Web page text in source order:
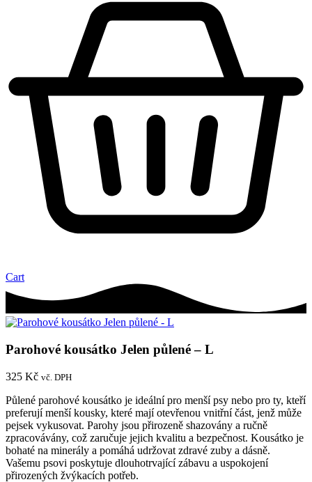
Cart
Parohové kousátko Jelen půlené – L
325 Kč vč. DPH
Půlené parohové kousátko je ideální pro menší psy nebo pro ty, kteří
preferují menší kousky, které mají otevřenou vnitřní část, jenž může
pejsek vykusovat. Parohy jsou přirozeně shazovány a ručně
zpracovávány, což zaručuje jejich kvalitu a bezpečnost. Kousátko je
bohaté na minerály a pomáhá udržovat zdravé zuby a dásně.
Vašemu psovi poskytuje dlouhotrvající zábavu a uspokojení
přirozených žvýkacích potřeb.